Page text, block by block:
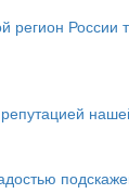
регион России